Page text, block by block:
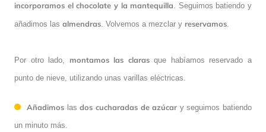
incorporamos el chocolate y la mantequilla. Seguimos batiendo y
añadimos las almendras. Volvemos a mezclar y reservamos.
Por otro lado, montamos las clarasque habíamos reservado a
punto de nieve, utilizando unas varillas eléctricas.
Añadimos lasdos cucharadas de azúcar y seguimos batiendo
un minuto más.